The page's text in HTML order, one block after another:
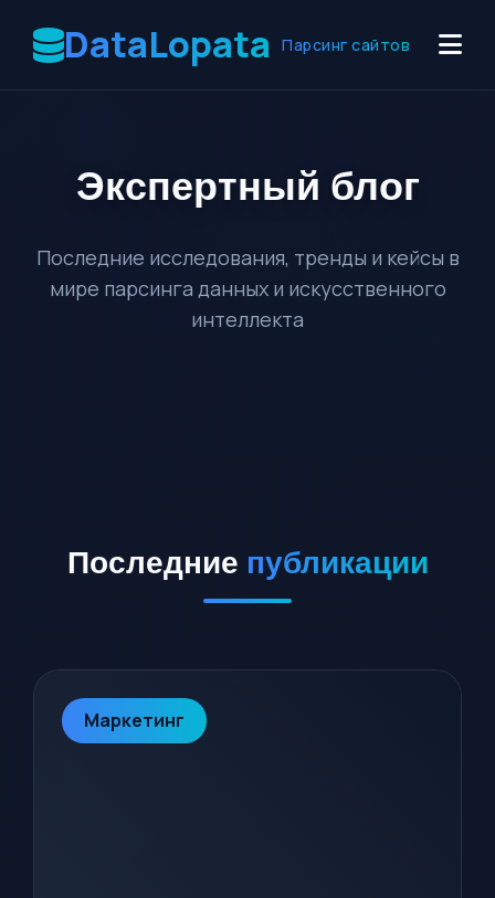
DataLopata Парсинг сайтов
Экспертный блог
Последние исследования, тренды и кейсы в
мире парсинга данных и искусственного
интеллекта
Последние публикации
Маркетинг